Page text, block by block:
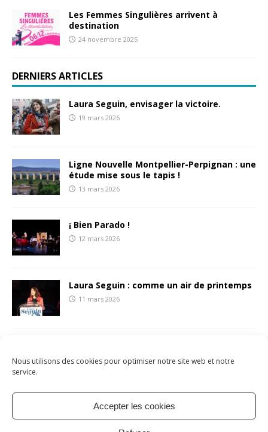
Nous utilisons des cookies pour optimiser notre site web et notre
service.
Accepter les cookies
Les Femmes Singulières arrivent à
destination
24 novembre 2025
DERNIERS ARTICLES
Laura Seguin, envisager la victoire.
19 mars 2026
Ligne Nouvelle Montpellier-Perpignan : une
étude mise sous le tapis !
13 mars 2026
¡ Bien Parado !
12 mars 2026
Laura Seguin : comme un air de printemps
11 mars 2026
sétois.es
Politique de cookies